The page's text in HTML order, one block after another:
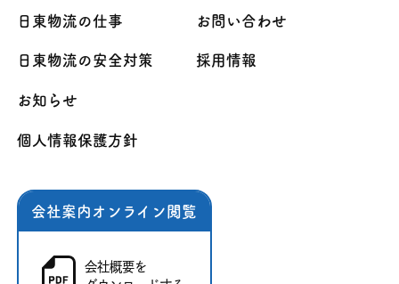
日東物流の仕事
日東物流の安全対策
お知らせ
個人情報保護方針
お問い合わせ
採用情報
会社案内オンライン閲覧
会社概要を